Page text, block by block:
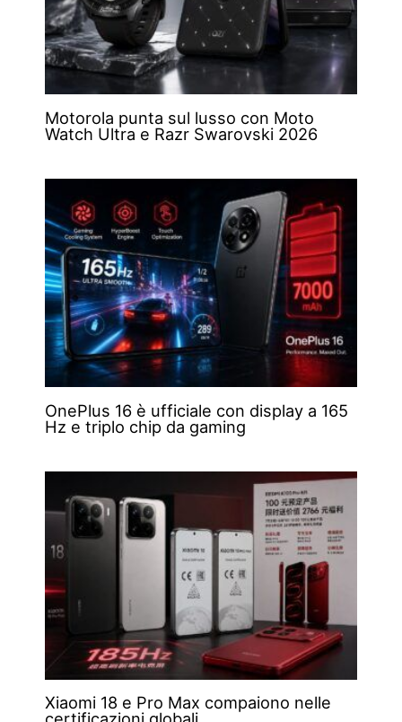
Motorola punta sul lusso con Moto
Watch Ultra e Razr Swarovski 2026
OnePlus 16 è ufficiale con display a 165
Hz e triplo chip da gaming
Xiaomi 18 e Pro Max compaiono nelle